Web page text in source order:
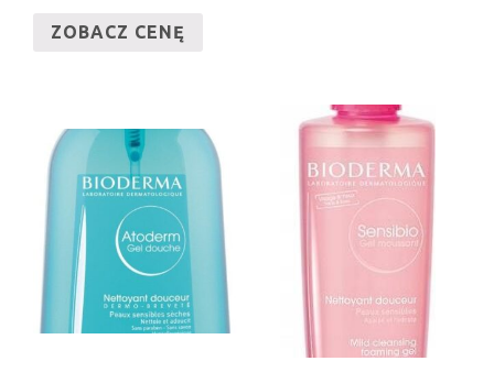
ZOBACZ CENĘ